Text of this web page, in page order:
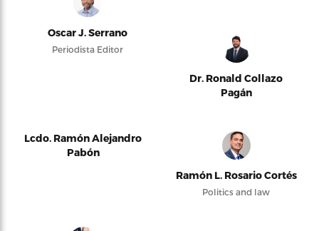
Oscar J. Serrano
Periodista Editor
Dr. Ronald Collazo
Pagán
Lcdo. Ramón Alejandro
Pabón
Ramón L. Rosario Cortés
Politics and law